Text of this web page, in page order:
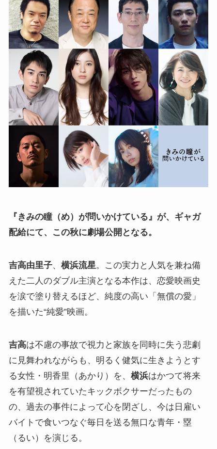
『きみの瞳（め）が問いかけている』が、ギャガ
配給にて、この秋に劇場公開となる。
吉高由里子、 横浜流星。この実力と人気を兼ね備
えた二人のダブル主演となる本作は、恋愛映画史
を涙で塗り替えるほど、純度の高い「無償の愛」
を描いた“純愛”映画。
吉高は不慮の事故で視力と家族を同時に失う悲劇
に見舞われながらも、明るく健気に生きようとす
る女性・明香里（あかり）を、 横浜はかつて将来
を有望視されていたキックボクサーだったもの
の、過去の事件によって心を閉ざし、今は日雇い
バイトで食いつなぐ毎日を送る無口な青年・塁
（るい）を演じる。